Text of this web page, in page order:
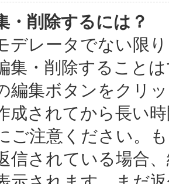
・削除するには？
デレータでない限
集・削除すること
編集ボタンをクリ
成されてから長い
ご注意ください。
信されている場合